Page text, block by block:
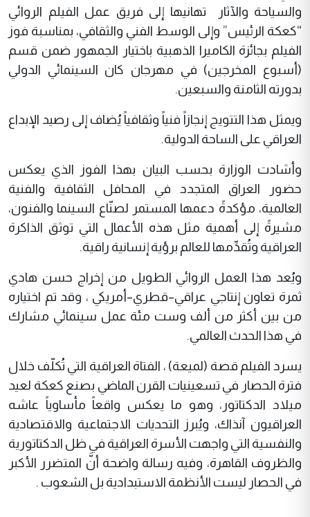
والسياحة والآثار تهانيها إلى فريق عمل الفيلم الروائي
“كعكة الرئيس” وإلى الوسط الفني والثقافي، بمناسبة فوز
الفيلم بجائزة الكاميرا الذهبية باختيار الجمهور ضمن قسم
(أسبوع المخرجين) في مهرجان كان السينمائي الدولي
بدورته الثامنة والسبعين.
ويمثل هذا التتويج إنجازاً فنياً وثقافياً يُضاف إلى رصيد الإبداع
العراقي على الساحة الدولية.
وأشادت الوزارة بحسب البيان بهذا الفوز الذي يعكس
حضور العراق المتجدد في المحافل الثقافية والفنية
العالمية، مؤكدةً دعمها المستمر لصنّاع السينما والفنون،
مشيرةً إلى أهمية مثل هذه الأعمال التي توثق الذاكرة
العراقية وتُقدِّمها للعالم برؤية إنسانية راقية.
ويُعد هذا العمل الروائي الطويل من إخراج حسن هادي
ثمرة تعاون إنتاجي عراقي–قطري–أمريكي ، وقد تم اختياره
من بين أكثر من ألف وست مئة عمل سينمائي مشارك
في هذا الحدث العالمي.
يسرد الفيلم قصة (لميعة) ، الفتاة العراقية التي تُكلّف خلال
فترة الحصار في تسعينيات القرن الماضي بصنع كعكة لعيد
ميلاد الدكتاتور، وهو ما يعكس واقعاً مأساوياً عاشه
العراقيون آنذاك، ويُبرز التحديات الاجتماعية والاقتصادية
والنفسية التي واجهت الأسرة العراقية في ظل الدكتاتورية
والظروف القاهرة، وفيه رسالة واضحة أنَّ المتضرر الأكبر
في الحصار ليست الأنظمة الاستبدادية بل الشعوب .